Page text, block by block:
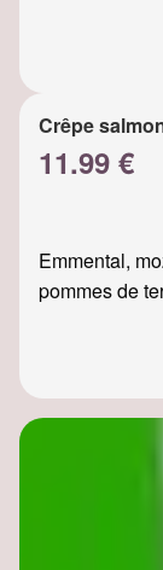
Crêpe
11.99 €
Emmental,
pommes de